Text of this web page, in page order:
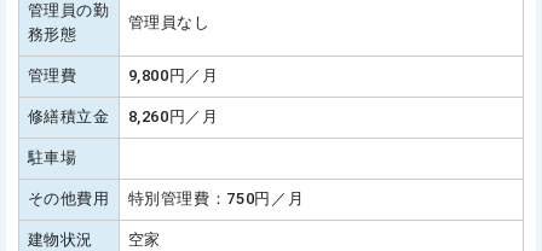
管理員の勤
務形態
管理員なし
管理費 9,800円／月
修繕積立金 8,260円／月
駐車場
その他費用 特別管理費：750円／月
建物状況 空家